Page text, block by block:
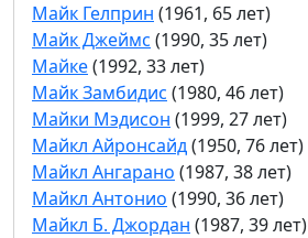
Майк Гелприн (1961, 65 лет)
Майк Джеймс (1990, 35 лет)
Майке(1992, 33 лет)
Майк Замбидис (1980, 46 лет)
Майки Мэдисон (1999, 27 лет)
Майкл Айронсайд(1950, 76 лет)
Майкл Ангарано (1987, 38 лет)
Майкл Антонио (1990, 36 лет)
Майкл Б. Джордан (1987, 39 лет)